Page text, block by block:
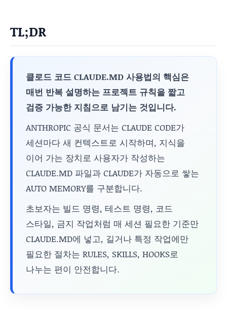
TL;DR
클로드 코드 CLAUDE.MD 사용법의 핵심은
매번 반복 설명하는 프로젝트 규칙을 짧고
검증 가능한 지침으로 남기는 것입니다.
ANTHROPIC 공식 문서는 CLAUDE CODE가
세션마다 새 컨텍스트로 시작하며, 지식을
이어 가는 장치로 사용자가 작성하는
CLAUDE.MD 파일과 CLAUDE가 자동으로 쌓는
AUTO MEMORY를 구분합니다.
초보자는 빌드 명령, 테스트 명령, 코드
스타일, 금지 작업처럼 매 세션 필요한 기준만
CLAUDE.MD에 넣고, 길거나 특정 작업에만
필요한 절차는 RULES, SKILLS, HOOKS로
나누는 편이 안전합니다.